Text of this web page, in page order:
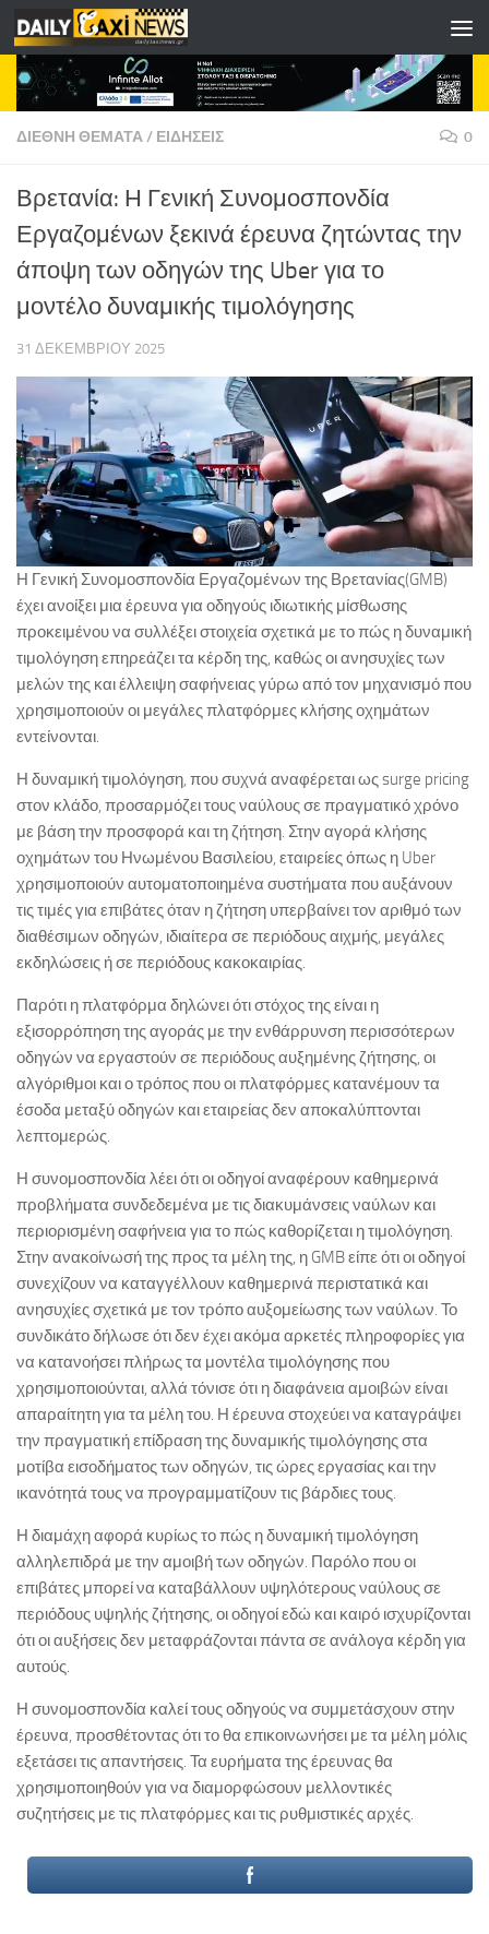
Skip to content
ΔΙΕΘΝΗ ΘΕΜΑΤΑ/ ΕΙΔΗΣΕΙΣ 0
Βρετανία: Η Γενική Συνομοσπονδία
Εργαζομένων ξεκινά έρευνα ζητώντας την
άποψη των οδηγών της Uber για το
μοντέλο δυναμικής τιμολόγησης
31 ΔΕΚΕΜΒΡΊΟΥ 2025
Η Γενική Συνομοσπονδία Εργαζομένων της Βρετανίας(GMB)
έχει ανοίξει μια έρευνα για οδηγούς ιδιωτικής μίσθωσης
προκειμένου να συλλέξει στοιχεία σχετικά με το πώς η δυναμική
τιμολόγηση επηρεάζει τα κέρδη της, καθώς οι ανησυχίες των
μελών της και έλλειψη σαφήνειας γύρω από τον μηχανισμό που
χρησιμοποιούν οι μεγάλες πλατφόρμες κλήσης οχημάτων
εντείνονται.
Η δυναμική τιμολόγηση, που συχνά αναφέρεται ως surge pricing
στον κλάδο, προσαρμόζει τους ναύλους σε πραγματικό χρόνο
με βάση την προσφορά και τη ζήτηση. Στην αγορά κλήσης
οχημάτων του Ηνωμένου Βασιλείου, εταιρείες όπως η Uber
χρησιμοποιούν αυτοματοποιημένα συστήματα που αυξάνουν
τις τιμές για επιβάτες όταν η ζήτηση υπερβαίνει τον αριθμό των
διαθέσιμων οδηγών, ιδιαίτερα σε περιόδους αιχμής, μεγάλες
εκδηλώσεις ή σε περιόδους κακοκαιρίας.
Παρότι η πλατφόρμα δηλώνει ότι στόχος της είναι η
εξισορρόπηση της αγοράς με την ενθάρρυνση περισσότερων
οδηγών να εργαστούν σε περιόδους αυξημένης ζήτησης, οι
αλγόριθμοι και ο τρόπος που οι πλατφόρμες κατανέμουν τα
έσοδα μεταξύ οδηγών και εταιρείας δεν αποκαλύπτονται
λεπτομερώς.
Η συνομοσπονδία λέει ότι οι οδηγοί αναφέρουν καθημερινά
προβλήματα συνδεδεμένα με τις διακυμάνσεις ναύλων και
περιορισμένη σαφήνεια για το πώς καθορίζεται η τιμολόγηση.
Στην ανακοίνωσή της προς τα μέλη της, η GMB είπε ότι οι οδηγοί
συνεχίζουν να καταγγέλλουν καθημερινά περιστατικά και
ανησυχίες σχετικά με τον τρόπο αυξομείωσης των ναύλων. Το
συνδικάτο δήλωσε ότι δεν έχει ακόμα αρκετές πληροφορίες για
να κατανοήσει πλήρως τα μοντέλα τιμολόγησης που
χρησιμοποιούνται, αλλά τόνισε ότι η διαφάνεια αμοιβών είναι
απαραίτητη για τα μέλη του. Η έρευνα στοχεύει να καταγράψει
την πραγματική επίδραση της δυναμικής τιμολόγησης στα
μοτίβα εισοδήματος των οδηγών, τις ώρες εργασίας και την
ικανότητά τους να προγραμματίζουν τις βάρδιες τους.
Η διαμάχη αφορά κυρίως το πώς η δυναμική τιμολόγηση
αλληλεπιδρά με την αμοιβή των οδηγών. Παρόλο που οι
επιβάτες μπορεί να καταβάλλουν υψηλότερους ναύλους σε
περιόδους υψηλής ζήτησης, οι οδηγοί εδώ και καιρό ισχυρίζονται
ότι οι αυξήσεις δεν μεταφράζονται πάντα σε ανάλογα κέρδη για
αυτούς.
Η συνομοσπονδία καλεί τους οδηγούς να συμμετάσχουν στην
έρευνα, προσθέτοντας ότι το θα επικοινωνήσει με τα μέλη μόλις
εξετάσει τις απαντήσεις. Τα ευρήματα της έρευνας θα
χρησιμοποιηθούν για να διαμορφώσουν μελλοντικές
συζητήσεις με τις πλατφόρμες και τις ρυθμιστικές αρχές.